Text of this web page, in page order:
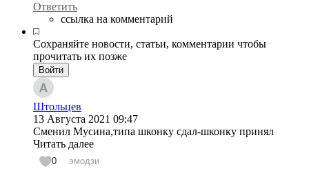
Ответить
ссылка на комментарий
Сохраняйте новости, статьи, комментарии чтобы
прочитать их позже
Войти
Штольцев
13 Августа 2021 09:47
Сменил Мусина,типа шконку сдал-шконку принял
Читать далее
0 эмодзи